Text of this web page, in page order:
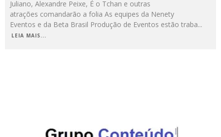
Juliano, Alexandre Peixe, É o Tchan e outras
atrações comandarão a folia As equipes da Nenety
Eventos e da Beta Brasil Produção de Eventos estão traba...
LEIA MAIS...